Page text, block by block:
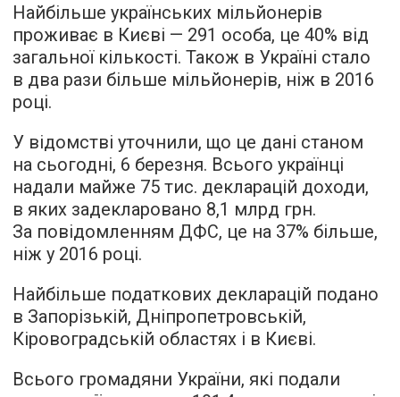
Найбільше українських мільйонерів
проживає в Києві — 291 особа, це 40% від
загальної кількості. Також в Україні стало
в два рази більше мільйонерів, ніж в 2016
році.
У відомстві уточнили, що це дані станом
на сьогодні, 6 березня. Всього українці
надали майже 75 тис. декларацій доходи,
в яких задекларовано 8,1 млрд грн.
За повідомленням ДФС, це на 37% більше,
ніж у 2016 році.
Найбільше податкових декларацій подано
в Запорізькій, Дніпропетровській,
Кіровоградській областях і в Києві.
Всього громадяни України, які подали